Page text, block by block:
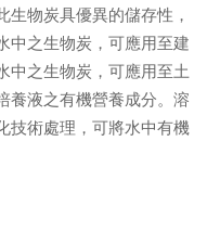
物炭具優異的儲存性，
中之生物炭，可應用至建
中之生物炭，可應用至土
養液之有機營養成分。溶
技術處理，可將水中有機